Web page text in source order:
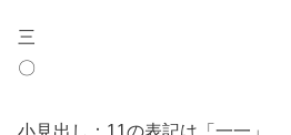
三
〇
小見出し：11の表記は「一一」